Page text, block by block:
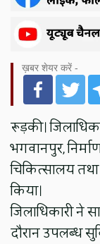
ख़बर शेयर करें -
रूड़की।
भगवानपुर,
चिकित्सालय
किया।
जिलाधिकारी ने
दौरान उपलब्ध